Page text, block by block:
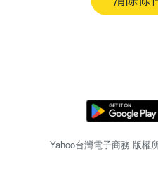
Yahoo台灣電子商務 版權